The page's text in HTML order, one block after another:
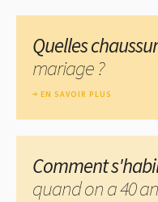
Quelles
mariage ?
EN SAVOIR PLUS
Comment
quand on a 40